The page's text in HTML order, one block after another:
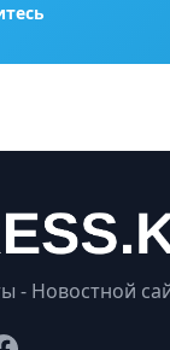
- Новостной